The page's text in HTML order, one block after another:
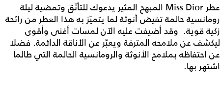
عطر Miss Dior المبهح المثير يدعوك للتأنّق وتمضية ليلة
رومانسية حالمة تفيض أنوثة لما يتميّز به هذا العطر من رائحة
زكية قوية. وقد أضيفت عليه الآن لمسات أغنى وأقوى
ليكشف عن ملامحه المترفة ويعبّر عن الأناقة الدائمة. فضلاً
عن احتفاظه بملامح الأنوثة والرومانسية الحالمة التي طالما
اشتهر بها.